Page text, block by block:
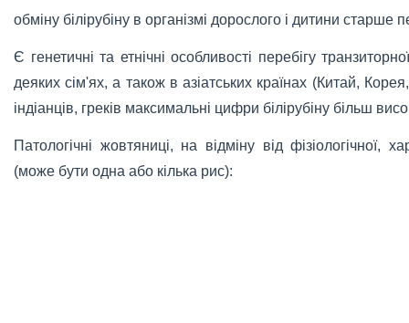
обміну білірубіну в організмі дорослого і дитини
Є генетичні та етнічні особливості перебігу
деяких сім'ях, а також в азіатських країнах (Китай,
індіанців, греків максимальні цифри білірубіну більш
Патологічні жовтяниці, на відміну від фізіологічної,
(може бути одна або кілька рис):